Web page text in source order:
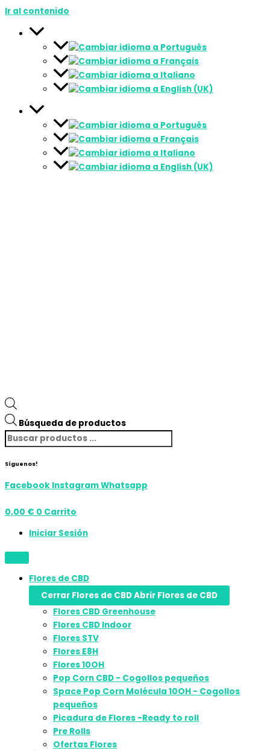
Ir al contenido
Búsqueda de productos
Síguenos!
Facebook InstagramWhatsapp
0,00 € 0 Carrito
Iniciar Sesión
Flores de CBD
Cerrar Flores de CBDAbrir Flores de CBD
Flores CBD Greenhouse
Flores CBD Indoor
Flores STV
Flores E8H
Flores 10OH
Pop Corn CBD - Cogollos pequeños
Space Pop Corn Molécula 10OH - Cogollos
pequeños
Picadura de Flores -Ready to roll
Pre Rolls
Ofertas Flores